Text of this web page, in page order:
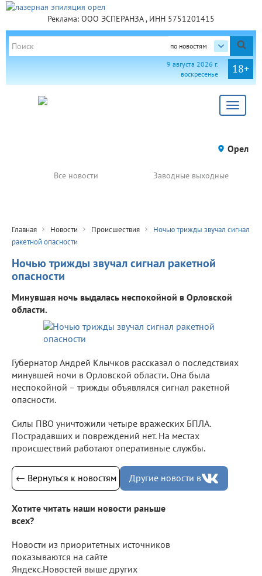
Реклама: ООО ЭСПЕРАНЗА , ИНН 5751201415
по новостям
18+
9 августа 2026 г.
воскресенье
Toggle
Орел
Все новости Заводные выходные
Главная Новости Происшествия
Ночью трижды звучал сигнал
ракетной опасности
Ночью трижды звучал сигнал ракетной
опасности
Минувшая ночь выдалась неспокойной в Орловской
области.
Губернатор Андрей Клычков рассказал о последствиях
минувшей ночи в Орловской области. Она была
неспокойной – трижды объявлялся сигнал ракетной
опасности.
Силы ПВО уничтожили четыре вражеских БПЛА.
Пострадавших и повреждений нет. На местах
происшествий работают оперативные службы.
← Вернуться к новостям Другие новости в
Хотите читать наши новости раньше
всех?
Новости из приоритетных источников
показываются на сайте
Яндекс.Новостей выше других